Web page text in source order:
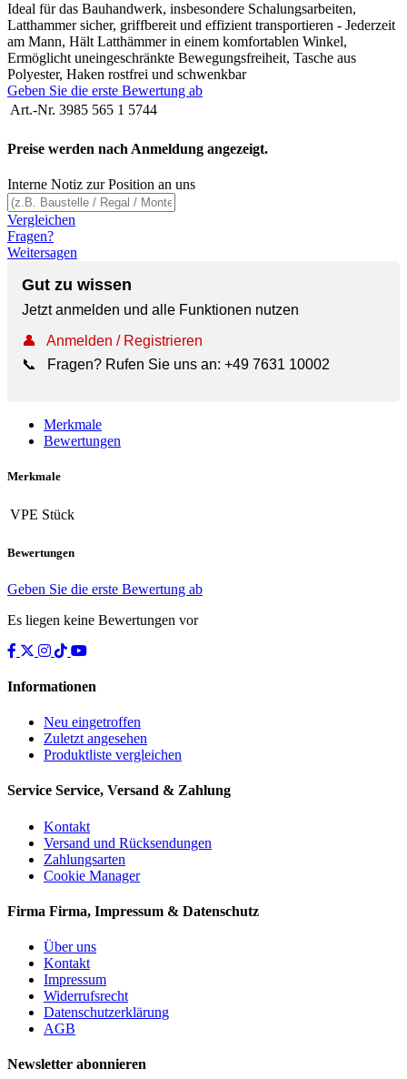
Ideal für das Bauhandwerk, insbesondere Schalungsarbeiten,
Latthammer sicher, griffbereit und effizient transportieren - Jederzeit
am Mann, Hält Latthämmer in einem komfortablen Winkel,
Ermöglicht uneingeschränkte Bewegungsfreiheit, Tasche aus
Polyester, Haken rostfrei und schwenkbar
Geben Sie die erste Bewertung ab
Art.-Nr. 3985 565 1 5744
Preise werden nach Anmeldung angezeigt.
Interne Notiz zur Position an uns
Vergleichen
Fragen?
Weitersagen
Gut zu wissen
Jetzt anmelden und alle Funktionen nutzen
👤
Anmelden / Registrieren
📞
Fragen? Rufen Sie uns an: +49 7631 10002
Merkmale
Bewertungen
Merkmale
VPE Stück
Bewertungen
Geben Sie die erste Bewertung ab
Es liegen keine Bewertungen vor
Informationen
Neu eingetroffen
Zuletzt angesehen
Produktliste vergleichen
Service Service, Versand & Zahlung
Kontakt
Versand und Rücksendungen
Zahlungsarten
Cookie Manager
Firma Firma, Impressum & Datenschutz
Über uns
Kontakt
Impressum
Widerrufsrecht
Datenschutzerklärung
AGB
Newsletter abonnieren